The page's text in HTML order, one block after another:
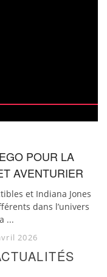
POUR LA
AVENTURIER
et Indiana Jones
dans l’univers
...
2026